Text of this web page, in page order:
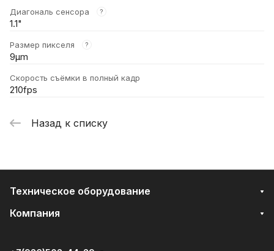
Диагональ сенсора ?
1.1"
Размер пикселя ?
9μm
Скорость съёмки в полный кадр
210fps
Назад к списку
Техническое оборудование
Компания